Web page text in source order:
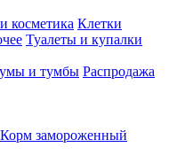
косметика Клетки
Туалеты и купалки
и тумбы Распродажа
Корм замороженный